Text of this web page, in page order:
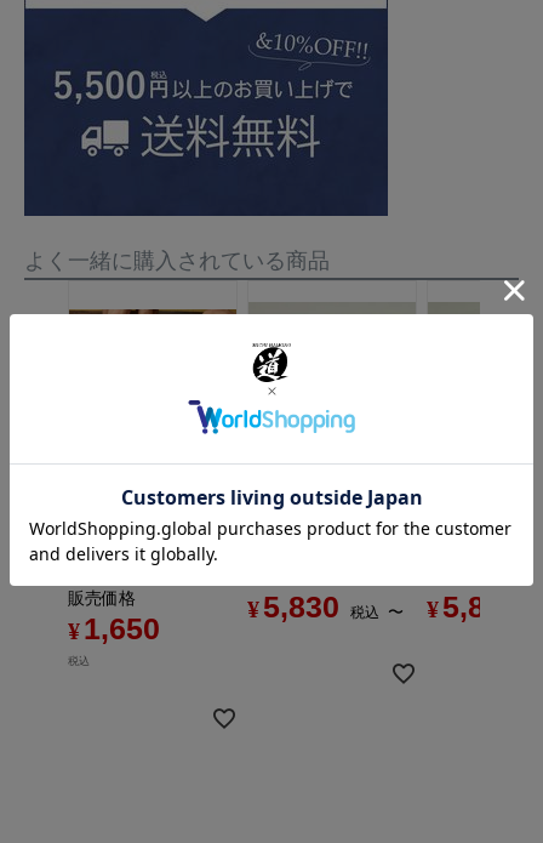
よく一緒に購入されている商品
お手軽に復活！】
EZ（イージー）ケ
アー
販売価格
¥1,650
税込
WOODYCHISEL（
ウッディチゼル）
平刀
¥5,830 税込 〜
丸刀
¥5,830